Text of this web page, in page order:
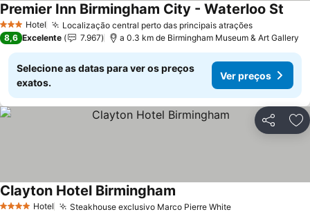
3 EstrelasHotel Localização central perto das principais atrações
Premier Inn Birmingham City - Waterloo St
8,6 Excelente 7.967 a 0.3 km de Birmingham Museum & Art Gallery
Selecione as datas para ver os preços
exatos.
Ver preços
Partilhar
Hotel Steakhouse exclusivo Marco Pierre White
Clayton Hotel Birmingham